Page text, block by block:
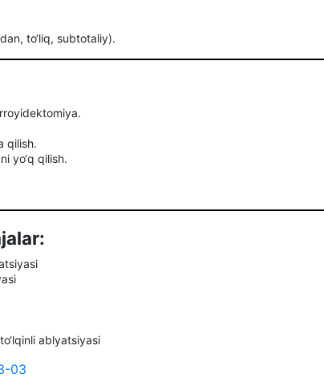
to‘liq, subtotaliy).
qilish.
yo‘q qilish.
ablyatsiyasi
03